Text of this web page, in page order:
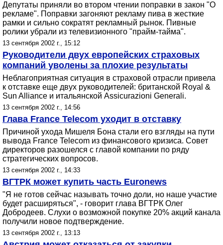
Депутаты приняли во втором чтении поправки в закон "О
рекламе". Поправки загоняют рекламу пива в жесткие
рамки и сильно сократят рекламный рынок. Пивные
ролики убрали из телевизионного "прайм-тайма".
13 сентября 2002 г., 15:12
Руководители двух европейских страховых
компаний уволены за плохие результаты
Неблагоприятная ситуация в страховой отрасли привела
к отставке еще двух руководителей: британской Royal &
Sun Alliance и итальянской Assicurazioni Generali.
13 сентября 2002 г., 14:56
Глава France Telecom уходит в отставку
Причиной ухода Мишеля Бона стали его взгляды на пути
вывода France Telecom из финансового кризиса. Совет
директоров разошелся с главой компании по ряду
стратегических вопросов.
13 сентября 2002 г., 14:33
ВГТРК может купить часть Euronews
"Я не готов сейчас называть точно доли, но наше участие
будет расширяться", - говорит глава ВГТРК Олег
Добродеев. Слухи о возможной покупке 20% акций канала
получили новое подтверждение.
13 сентября 2002 г., 13:13